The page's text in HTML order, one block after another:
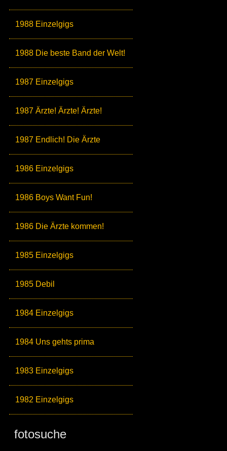
1988 Einzelgigs
1988 Die beste Band der Welt!
1987 Einzelgigs
1987 Ärzte! Ärzte! Ärzte!
1987 Endlich! Die Ärzte
1986 Einzelgigs
1986 Boys Want Fun!
1986 Die Ärzte kommen!
1985 Einzelgigs
1985 Debil
1984 Einzelgigs
1984 Uns gehts prima
1983 Einzelgigs
1982 Einzelgigs
fotosuche